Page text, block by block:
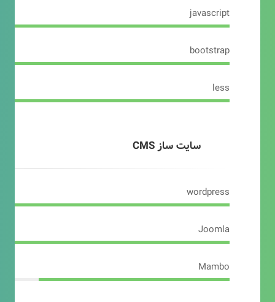
javascript
bootstrap
less
سایت ساز CMS
wordpress
Joomla
Mambo